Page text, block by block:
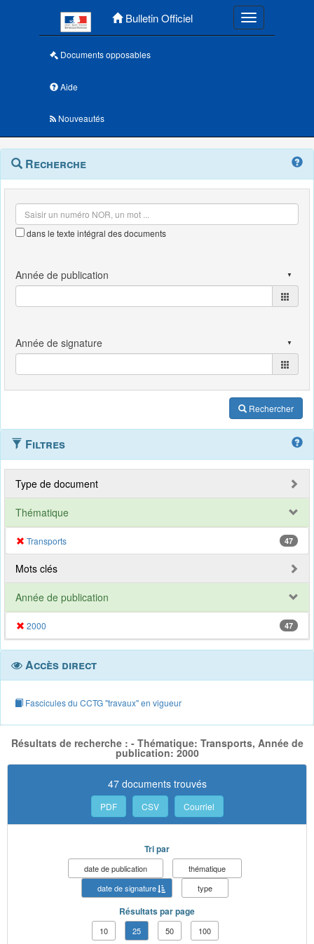
Bulletin Officiel Toggle
Documents opposables
Aide
Nouveautés
Navigation
outils
Menu
contextuel
Recherche
dans le texte intégral des documents
Rechercher
Filtres
Type de document
Thématique
Transports 47
Mots clés
Année de publication
2000 47
Accès direct
Fascicules du CCTG "travaux" en vigueur
Résultats de recherche : - Thématique: Transports, Année de
publication: 2000
47 documents trouvés
PDF CSV Courriel
Tri par
date de publication
thématique
date de signature
type
Résultats par page
10 25 50 100